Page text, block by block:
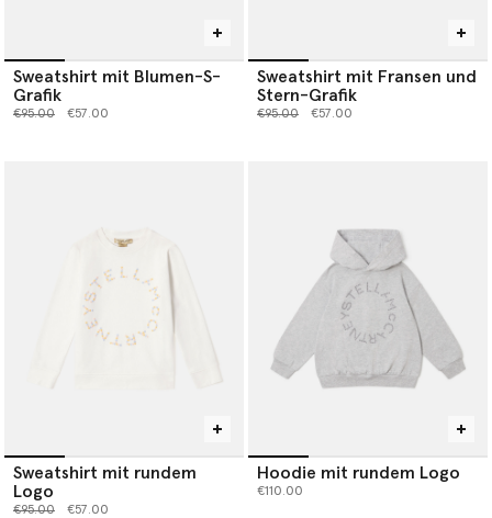
Sweatshirt mit Blumen-S-
Grafik
Preis reduziert von
€95.00bis€57.00
Sweatshirt mit Fransen und
Stern-Grafik
Preis reduziert von
€95.00bis€57.00
Sweatshirt mit rundem
Logo
Preis reduziert von
€95.00bis€57.00
Hoodie mit rundem Logo
€110.00